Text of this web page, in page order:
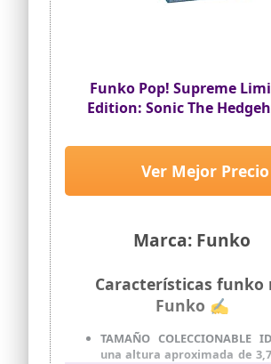
Funko Pop! Supreme
Edition: Sonic The
Marca: Funko
Ver Mejor Precio
Características funko
Funko ✍
TAMAÑO COLECCIONABLE
una altura aproximada de